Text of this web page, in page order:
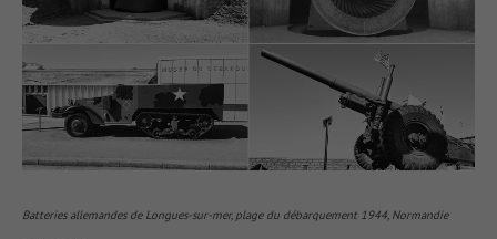
Batteries allemandes de Longues-sur-mer, plage du débarquement 1944, Normandie